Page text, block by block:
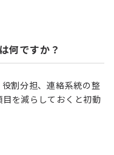
何ですか？
割分担、連絡系統の整
を減らしておくと初動